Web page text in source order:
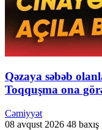
Qəzaya səbəb
Toqquşma ona
Cəmiyyət
08 avqust 2026 48 baxış